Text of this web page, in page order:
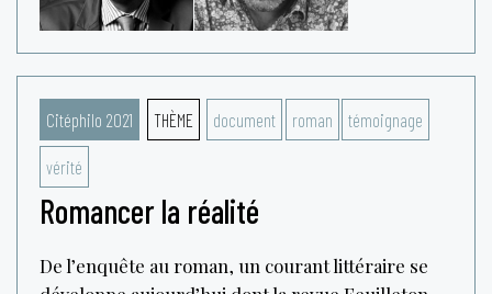
Citéphilo 2021 THÈME document roman témoignage
vérité
Romancer la réalité
De l’enquête au roman, un courant littéraire se